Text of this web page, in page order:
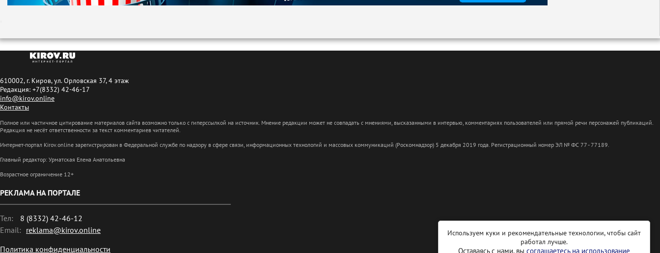
610002, г. Киров, ул. Орловская 37, 4 этаж
Редакция: +7(8332) 42-46-17
info@kirov.online
Контакты
Полное или частичное цитирование материалов сайта возможно только с гиперссылкой на источник. Мнение редакции может не совпадать с мнениями, высказанными в интервью, комментариях пользователей или прямой речи персонажей публикаций.
Редакция не несёт ответственности за текст комментариев читателей.
Интернет-портал Kirov.online зарегистрирован в Федеральной службе по надзору в сфере связи, информационных технологий и массовых коммуникаций (Роскомнадзор) 5 декабря 2019 года. Регистрационный номер ЭЛ № ФС 77 - 77189.
Главный редактор: Урматская Елена Анатольевна
Возрастное ограничение 12+
РЕКЛАМА НА ПОРТАЛЕ
Тел:
8 (8332) 42-46-12
Email: reklama@kirov.online
Политика конфиденциальности
Используем куки и рекомендательные технологии, чтобы сайт
работал лучше.
Оставаясь с нами, вы соглашаетесь на использование